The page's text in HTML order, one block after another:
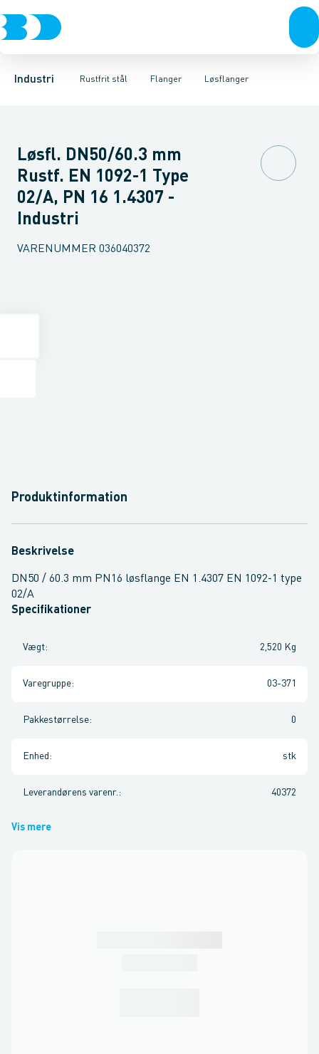
Industri Rustfrit stål
VentilerRustfrit stålSort stålGalvaniseret stålPlast
Flanger
Svejsefittings ASTM svejsefittingsLevnedsmiddel fittings
Løsflanger
Løsflanger Pressede løsflangerSvejseflanger m. krave
Løsfl. DN50/60.3 mm
Rustf. EN 1092-1 Type
02/A, PN 16 1.4307 -
Industri
VARENUMMER 036040372
Produktinformation
Beskrivelse
DN50 / 60.3 mm PN16 løsflange EN 1.4307 EN 1092-1 type
02/A
Specifikationer
Vægt: 2,520 Kg
Varegruppe: 03-371
Pakkestørrelse: 0
Enhed : stk
Leverandørens varenr. : 40372
Vis mere